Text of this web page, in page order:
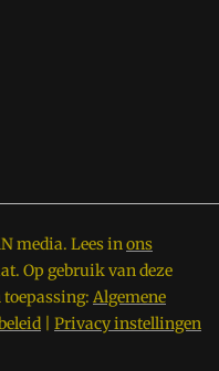
media. Lees inons
Op gebruik van deze
toepassing: Algemene
Privacy instellingen